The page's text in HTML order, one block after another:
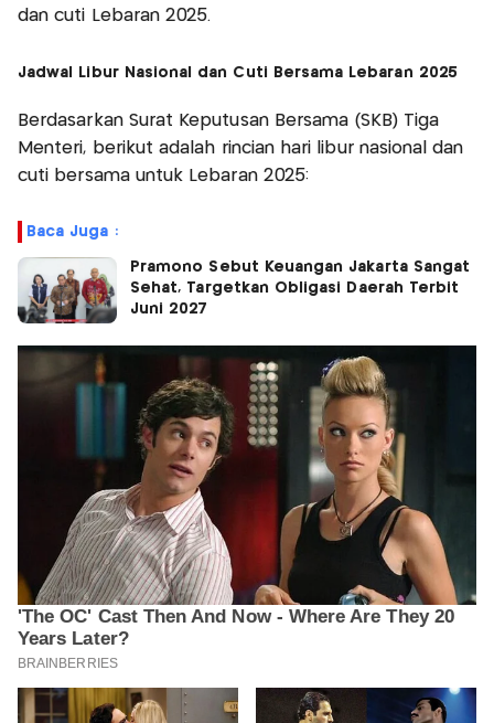
dan cuti Lebaran 2025.
Jadwal Libur Nasional dan Cuti Bersama Lebaran 2025
Berdasarkan Surat Keputusan Bersama (SKB) Tiga
Menteri, berikut adalah rincian hari libur nasional dan
cuti bersama untuk Lebaran 2025:
Baca Juga :
Pramono Sebut Keuangan Jakarta Sangat
Sehat, Targetkan Obligasi Daerah Terbit
Juni 2027